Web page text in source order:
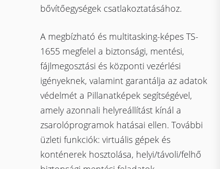
bővítőegységek csatlakoztatásához.
A megbízható és multitasking-képes TS-
1655 megfelel a biztonsági, mentési,
fájlmegosztási és központi vezérlési
igényeknek, valamint garantálja az adatok
védelmét a Pillanatképek segítségével,
amely azonnali helyreállítást kínál a
zsarolóprogramok hatásai ellen. További
üzleti funkciók: virtuális gépek és
konténerek hosztolása, helyi/távoli/felhő